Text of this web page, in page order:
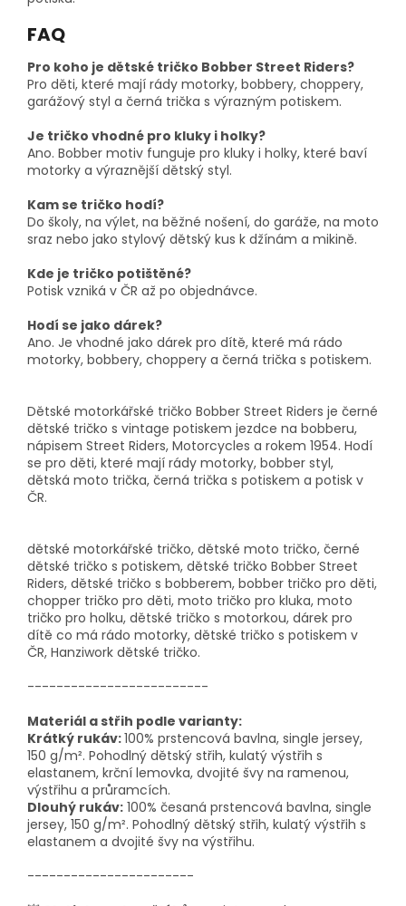
FAQ
Pro koho je dětské tričko Bobber Street Riders?
Pro děti, které mají rády motorky, bobbery, choppery,
garážový styl a černá trička s výrazným potiskem.
Je tričko vhodné pro kluky i holky?
Ano. Bobber motiv funguje pro kluky i holky, které baví
motorky a výraznější dětský styl.
Kam se tričko hodí?
Do školy, na výlet, na běžné nošení, do garáže, na moto
sraz nebo jako stylový dětský kus k džínám a mikině.
Kde je tričko potištěné?
Potisk vzniká v ČR až po objednávce.
Hodí se jako dárek?
Ano. Je vhodné jako dárek pro dítě, které má rádo
motorky, bobbery, choppery a černá trička s potiskem.
Dětské motorkářské tričko Bobber Street Riders je černé
dětské tričko s vintage potiskem jezdce na bobberu,
nápisem Street Riders, Motorcycles a rokem 1954. Hodí
se pro děti, které mají rády motorky, bobber styl,
dětská moto trička, černá trička s potiskem a potisk v
ČR.
dětské motorkářské tričko, dětské moto tričko, černé
dětské tričko s potiskem, dětské tričko Bobber Street
Riders, dětské tričko s bobberem, bobber tričko pro děti,
chopper tričko pro děti, moto tričko pro kluka, moto
tričko pro holku, dětské tričko s motorkou, dárek pro
dítě co má rádo motorky, dětské tričko s potiskem v
ČR, Hanziwork dětské tričko.
-------------------------
Materiál a střih podle varianty:
Krátký rukáv:100% prstencová bavlna, single jersey,
150 g/m². Pohodlný dětský střih, kulatý výstřih s
elastanem, krční lemovka, dvojité švy na ramenou,
výstřihu a průramcích.
Dlouhý rukáv: 100% česaná prstencová bavlna, single
jersey, 150 g/m². Pohodlný dětský střih, kulatý výstřih s
elastanem a dvojité švy na výstřihu.
-----------------------